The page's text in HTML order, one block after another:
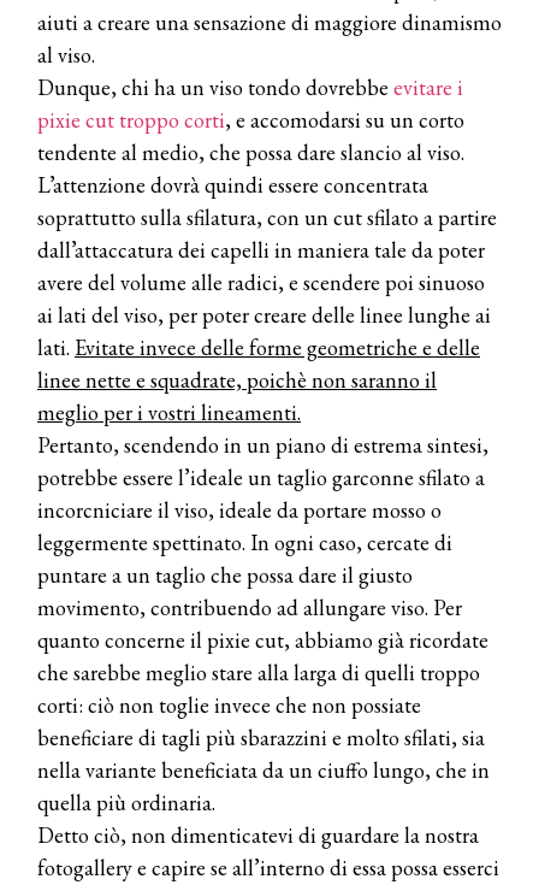
aiuti a creare una sensazione di maggiore dinamismo
al viso.
Dunque, chi ha un viso tondo dovrebbe evitare i
pixie cut troppo corti, e accomodarsi su un corto
tendente al medio, che possa dare slancio al viso.
L’attenzione dovrà quindi essere concentrata
soprattutto sulla sfilatura, con un cut sfilato a partire
dall’attaccatura dei capelli in maniera tale da poter
avere del volume alle radici, e scendere poi sinuoso
ai lati del viso, per poter creare delle linee lunghe ai
lati. Evitate invece delle forme geometriche e delle
linee nette e squadrate, poichè non saranno il
meglio per i vostri lineamenti.
Pertanto, scendendo in un piano di estrema sintesi,
potrebbe essere l’ideale un taglio garconne sfilato a
incorcniciare il viso, ideale da portare mosso o
leggermente spettinato. In ogni caso, cercate di
puntare a un taglio che possa dare il giusto
movimento, contribuendo ad allungare viso. Per
quanto concerne il pixie cut, abbiamo già ricordate
che sarebbe meglio stare alla larga di quelli troppo
corti: ciò non toglie invece che non possiate
beneficiare di tagli più sbarazzini e molto sfilati, sia
nella variante beneficiata da un ciuffo lungo, che in
quella più ordinaria.
Detto ciò, non dimenticatevi di guardare la nostra
fotogallery e capire se all’interno di essa possa esserci